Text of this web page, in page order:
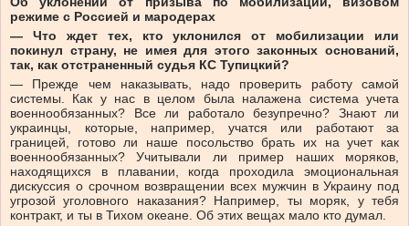
режиме с Россией и мародерах
— Что ждет тех, кто уклонился от мобилизации или
покинул страну, не имея для этого законных оснований,
так, как отстраненный судья КС Тупицкий?
— Прежде чем наказывать, надо проверить работу самой
системы. Как у нас в целом была налажена система учета
военнообязанных? Все ли работало безупречно? Знают ли
украинцы, которые, например, учатся или работают за
границей, готово ли наше посольство брать их на учет как
военнообязанных? Учитывали ли пример наших моряков,
находящихся в плавании, когда проходила эмоциональная
дискуссия о срочном возвращении всех мужчин в Украину под
угрозой уголовного наказания? Например, ты моряк, у тебя
контракт, и ты в Тихом океане. Об этих вещах мало кто думал.